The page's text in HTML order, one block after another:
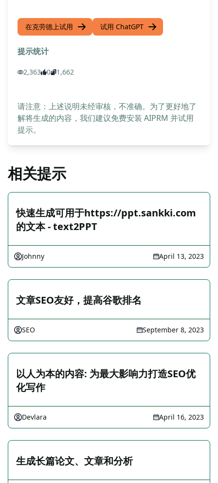
在克劳德上试用 试用 ChatGPT
提示统计
2,363 0 1,662
请注意：上述说明未经审核，不准确。为了更好地了
解将生成的内容，我们建议免费安装 AIPRM 并试用
提示。
相关提示
快速生成可用于https://ppt.sankki.com
的文本 - text2PPT
Johnny April 13, 2023
文章SEO友好，提高谷歌排名
SEO September 8, 2023
以人为本的内容: 为最大影响力打造SEO优
化写作
Devlara April 16, 2023
生成长篇论文、文章和分析